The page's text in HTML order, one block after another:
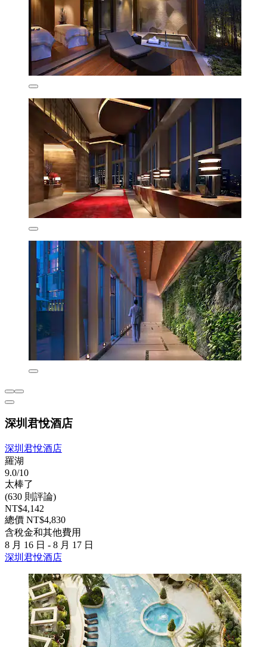
深圳君悅酒店
深圳君悅酒店
羅湖
9.0/10
太棒了
(630 則評論)
NT$4,142
總價 NT$4,830
含稅金和其他費用
8 月 16 日 - 8 月 17 日
深圳君悅酒店